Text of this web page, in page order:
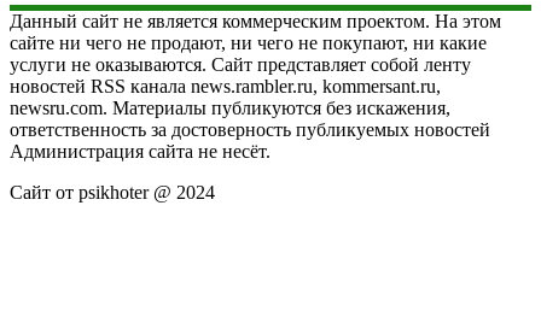
Данный сайт не является коммерческим проектом. На этом
сайте ни чего не продают, ни чего не покупают, ни какие
услуги не оказываются. Сайт представляет собой ленту
новостей RSS канала news.rambler.ru, kommersant.ru,
newsru.com. Материалы публикуются без искажения,
ответственность за достоверность публикуемых новостей
Администрация сайта не несёт.
Сайт от psikhoter @ 2024